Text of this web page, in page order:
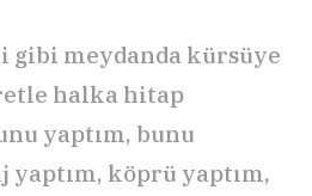
gibi meydanda kürsüye
halka hitap
yaptım, bunu
yaptım, köprü yaptım,